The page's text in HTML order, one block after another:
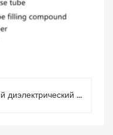
Оптический кабель самонесущий диэлектрический ADSS